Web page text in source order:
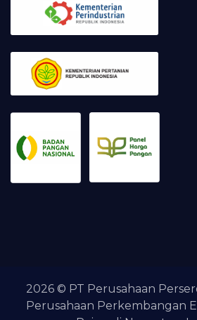
2026 © PT Perusahaan
Perusahaan Perkembangan